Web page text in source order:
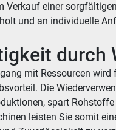
Verkauf einer
und an individuelle
durch
mit Ressourcen
Die
spart
leisten Sie somit